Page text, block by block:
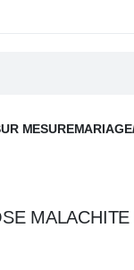
MESURE